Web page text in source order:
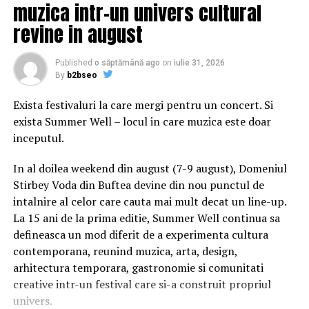
00:05
muzica intr-un univers cultural
revine in august
Published o săptămână ago on iulie 31, 2026
By b2bseo
Exista festivaluri la care mergi pentru un concert. Si
exista Summer Well – locul in care muzica este doar
inceputul.
In al doilea weekend din august (7-9 august), Domeniul
Stirbey Voda din Buftea devine din nou punctul de
intalnire al celor care cauta mai mult decat un line-up.
La 15 ani de la prima editie, Summer Well continua sa
defineasca un mod diferit de a experimenta cultura
contemporana, reunind muzica, arta, design,
arhitectura temporara, gastronomie si comunitati
creative intr-un festival care si-a construit propriul
univers.